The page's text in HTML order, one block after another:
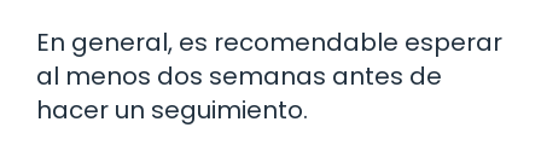
En general, es recomendable esperar
al menos dos semanas antes de
hacer un seguimiento.